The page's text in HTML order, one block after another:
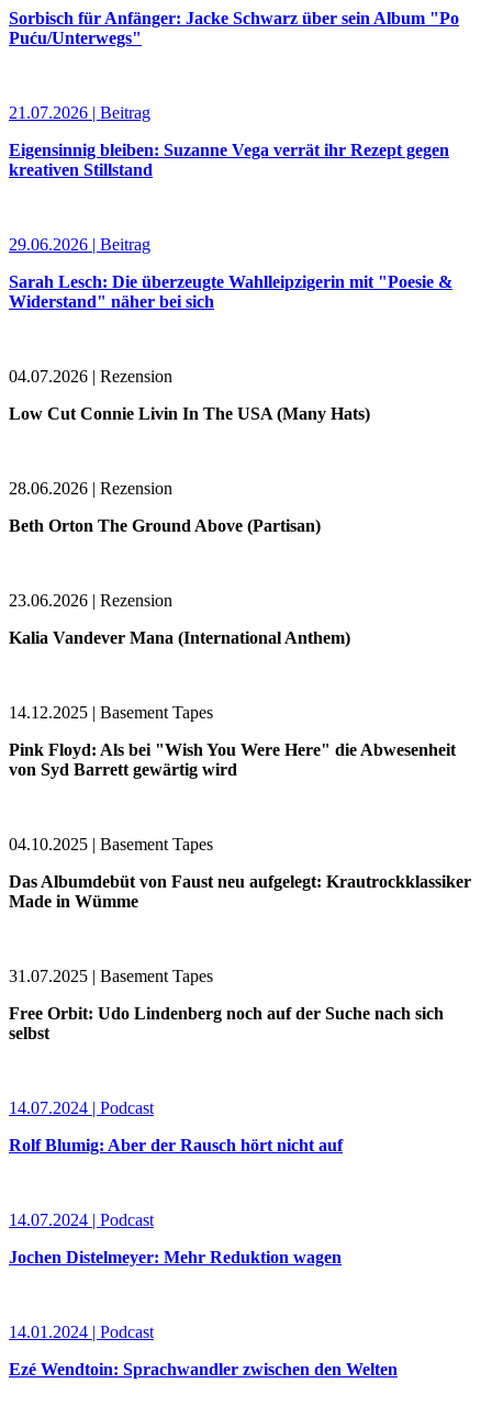
Sorbisch für Anfänger: Jacke Schwarz über sein Album "Po
Puću/Unterwegs"
21.07.2026 | Beitrag
Eigensinnig bleiben: Suzanne Vega verrät ihr Rezept gegen
kreativen Stillstand
29.06.2026 | Beitrag
Sarah Lesch: Die überzeugte Wahlleipzigerin mit "Poesie &
Widerstand" näher bei sich
04.07.2026 | Rezension
Low Cut Connie Livin In The USA (Many Hats)
28.06.2026 | Rezension
Beth Orton The Ground Above (Partisan)
23.06.2026 | Rezension
Kalia Vandever Mana (International Anthem)
14.12.2025 | Basement Tapes
Pink Floyd: Als bei "Wish You Were Here" die Abwesenheit
von Syd Barrett gewärtig wird
04.10.2025 | Basement Tapes
Das Albumdebüt von Faust neu aufgelegt: Krautrockklassiker
Made in Wümme
31.07.2025 | Basement Tapes
Free Orbit: Udo Lindenberg noch auf der Suche nach sich
selbst
14.07.2024 | Podcast
Rolf Blumig: Aber der Rausch hört nicht auf
14.07.2024 | Podcast
Jochen Distelmeyer: Mehr Reduktion wagen
14.01.2024 | Podcast
Ezé Wendtoin: Sprachwandler zwischen den Welten